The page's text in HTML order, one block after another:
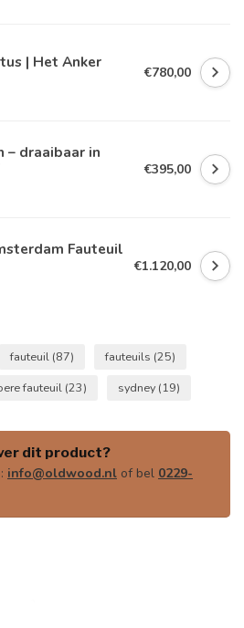
| Het Anker
€780,00
– draaibaar in
€395,00
Fauteuil
€1.120,00
fauteuil (87) fauteuils (25)
fauteuil (23) sydney (19)
dit product?
info@oldwood.nl of bel 0229-